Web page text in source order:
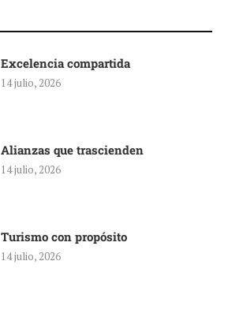
Excelencia compartida
14 julio, 2026
Alianzas que trascienden
14 julio, 2026
Turismo con propósito
14 julio, 2026